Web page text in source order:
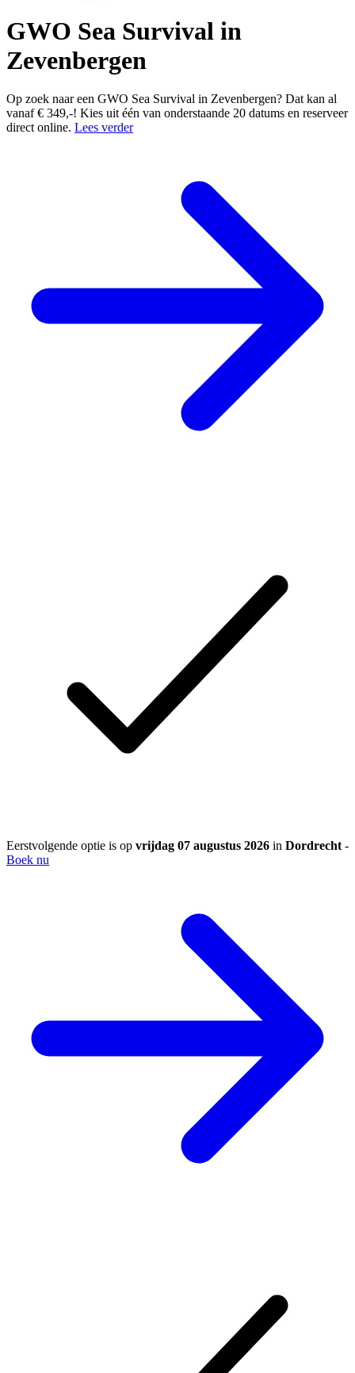
GWO Sea Survival in
Zevenbergen
Op zoek naar een GWO Sea Survival in Zevenbergen? Dat kan al
vanaf € 349,-! Kies uit één van onderstaande 20 datums en reserveer
direct online. Lees verder
Eerstvolgende optie is op vrijdag 07 augustus 2026 in Dordrecht-
Boek nu